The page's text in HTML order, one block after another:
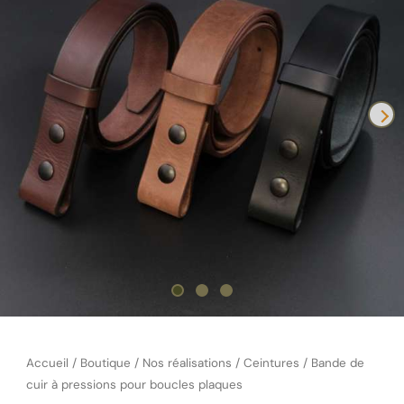
Accueil / Boutique / Nos réalisations /Ceintures / Bande de
cuir à pressions pour boucles plaques